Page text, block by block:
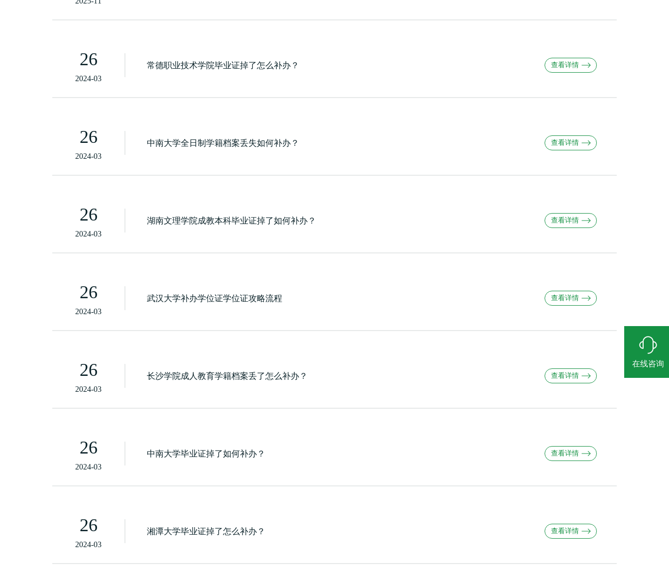
26
2024-03
常德职业技术学院毕业证掉了怎么补办？ 查看详情
26
2024-03
中南大学全日制学籍档案丢失如何补办？ 查看详情
26
2024-03
湖南文理学院成教本科毕业证掉了如何补办？ 查看详情
26
2024-03
武汉大学补办学位证学位证攻略流程 查看详情
26
2024-03
长沙学院成人教育学籍档案丢了怎么补办？ 查看详情
26
2024-03
中南大学毕业证掉了如何补办？ 查看详情
26
2024-03
湘潭大学毕业证掉了怎么补办？ 查看详情
在线咨询